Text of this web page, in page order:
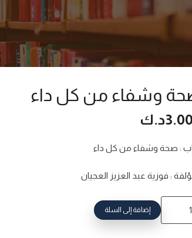
وشفاء من كل داء
د.ك
: صحة وشفاء من كل داء
: فوزية عبد العزيز العجيان
إضافة إلى السلة